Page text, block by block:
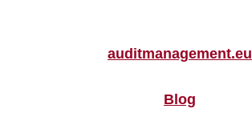
auditmanagement.eu
Blog